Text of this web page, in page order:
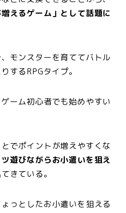
えるゲーム」として話題に
モンスターを育ててバトル
するRPGタイプ。
ーム初心者でも始めやすい
でポイントが増えやすくな
遊びながらお小遣いを狙え
きている。
っとしたお小遣いを狙える